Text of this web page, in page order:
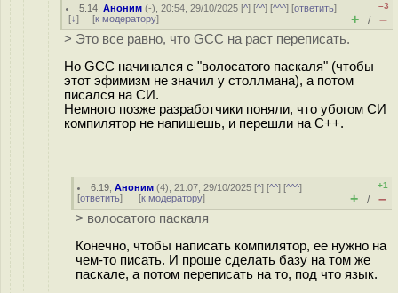
5.14 ,Аноним (-), 20:54, 29/10/2025 [^] [^^] [^^^] [ответить]
[↓] [к модератору]
–3
+ / –
> Это все равно, что GCC на раст переписать.
Но GCC начинался с "волосатого паскаля" (чтобы
этот эфимизм не значил у столлмана), а потом
писался на СИ.
Немного позже разработчики поняли, что убогом СИ
компилятор не напишешь, и перешли на С++.
6.19 ,Аноним (4), 21:07, 29/10/2025 [^] [^^] [^^^]
[ответить] [к модератору]
+1
+ / –
> волосатого паскаля
Конечно, чтобы написать компилятор, ее нужно на
чем-то писать. И проше сделать базу на том же
паскале, а потом переписать на то, под что язык.